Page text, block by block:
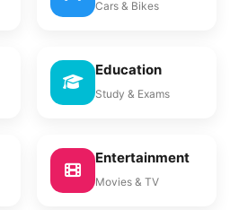
Cars & Bikes
Education
Study & Exams
Entertainment
Movies & TV